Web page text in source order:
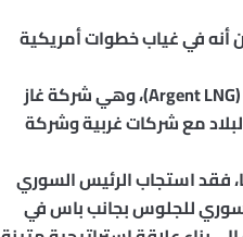
أنه في غياب خطوات أمريكية
سافر جوناثان باس، الناشط الجمهوري المؤيد لترامب والرئيس التنفيذي لشركة أرجنت للغاز الطبيعي (Argent LNG)، وهي شركة غاز
مع شركات غربية وشركة
فقد استجاب الرئيس السوري
للجلوس بجانب باس في